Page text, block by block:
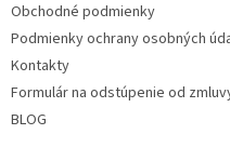
Obchodné podmienky
Podmienky ochrany osobných
Kontakty
Formulár na odstúpenie od
BLOG